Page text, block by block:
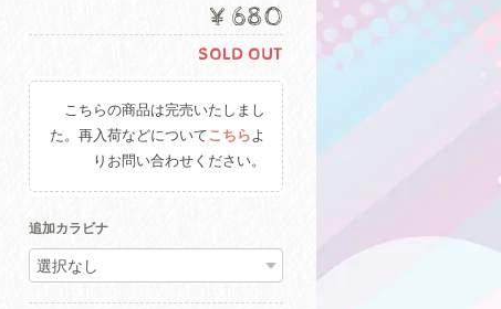
¥680
SOLD OUT
こちらの商品は完売いたしまし
た。再入荷などについてこちらよ
りお問い合わせください。
追加カラビナ